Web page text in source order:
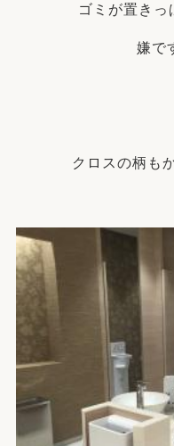
ゴミが置きっ
嫌で
クロスの柄も